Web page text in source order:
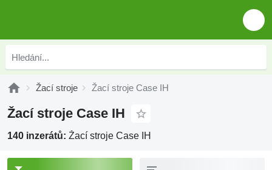
Žací stroje Žací stroje Case IH
Žací stroje Case IH
140 inzerátů: Žací stroje Case IH